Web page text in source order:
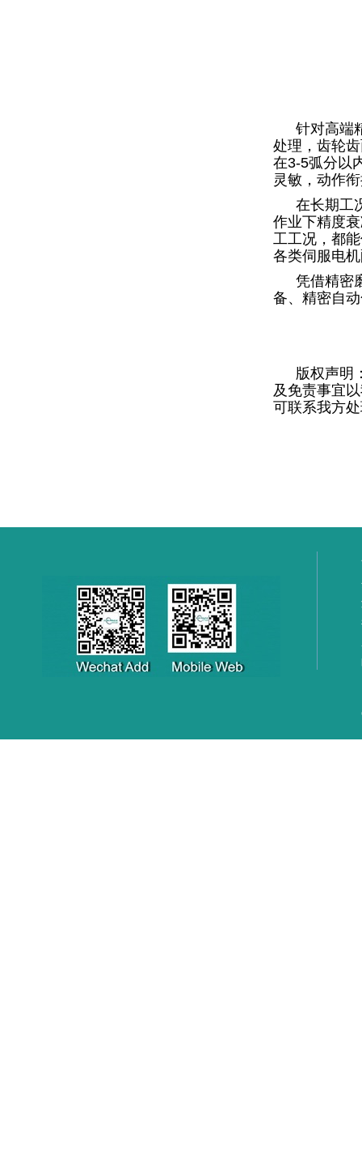
针对高端
处理，齿轮
在3-5弧分以
灵敏，动作
在长期工
作业下精度
工工况，都
各类伺服电
凭借精密
备、精密自
版权声明
及免责事宜
可联系我方